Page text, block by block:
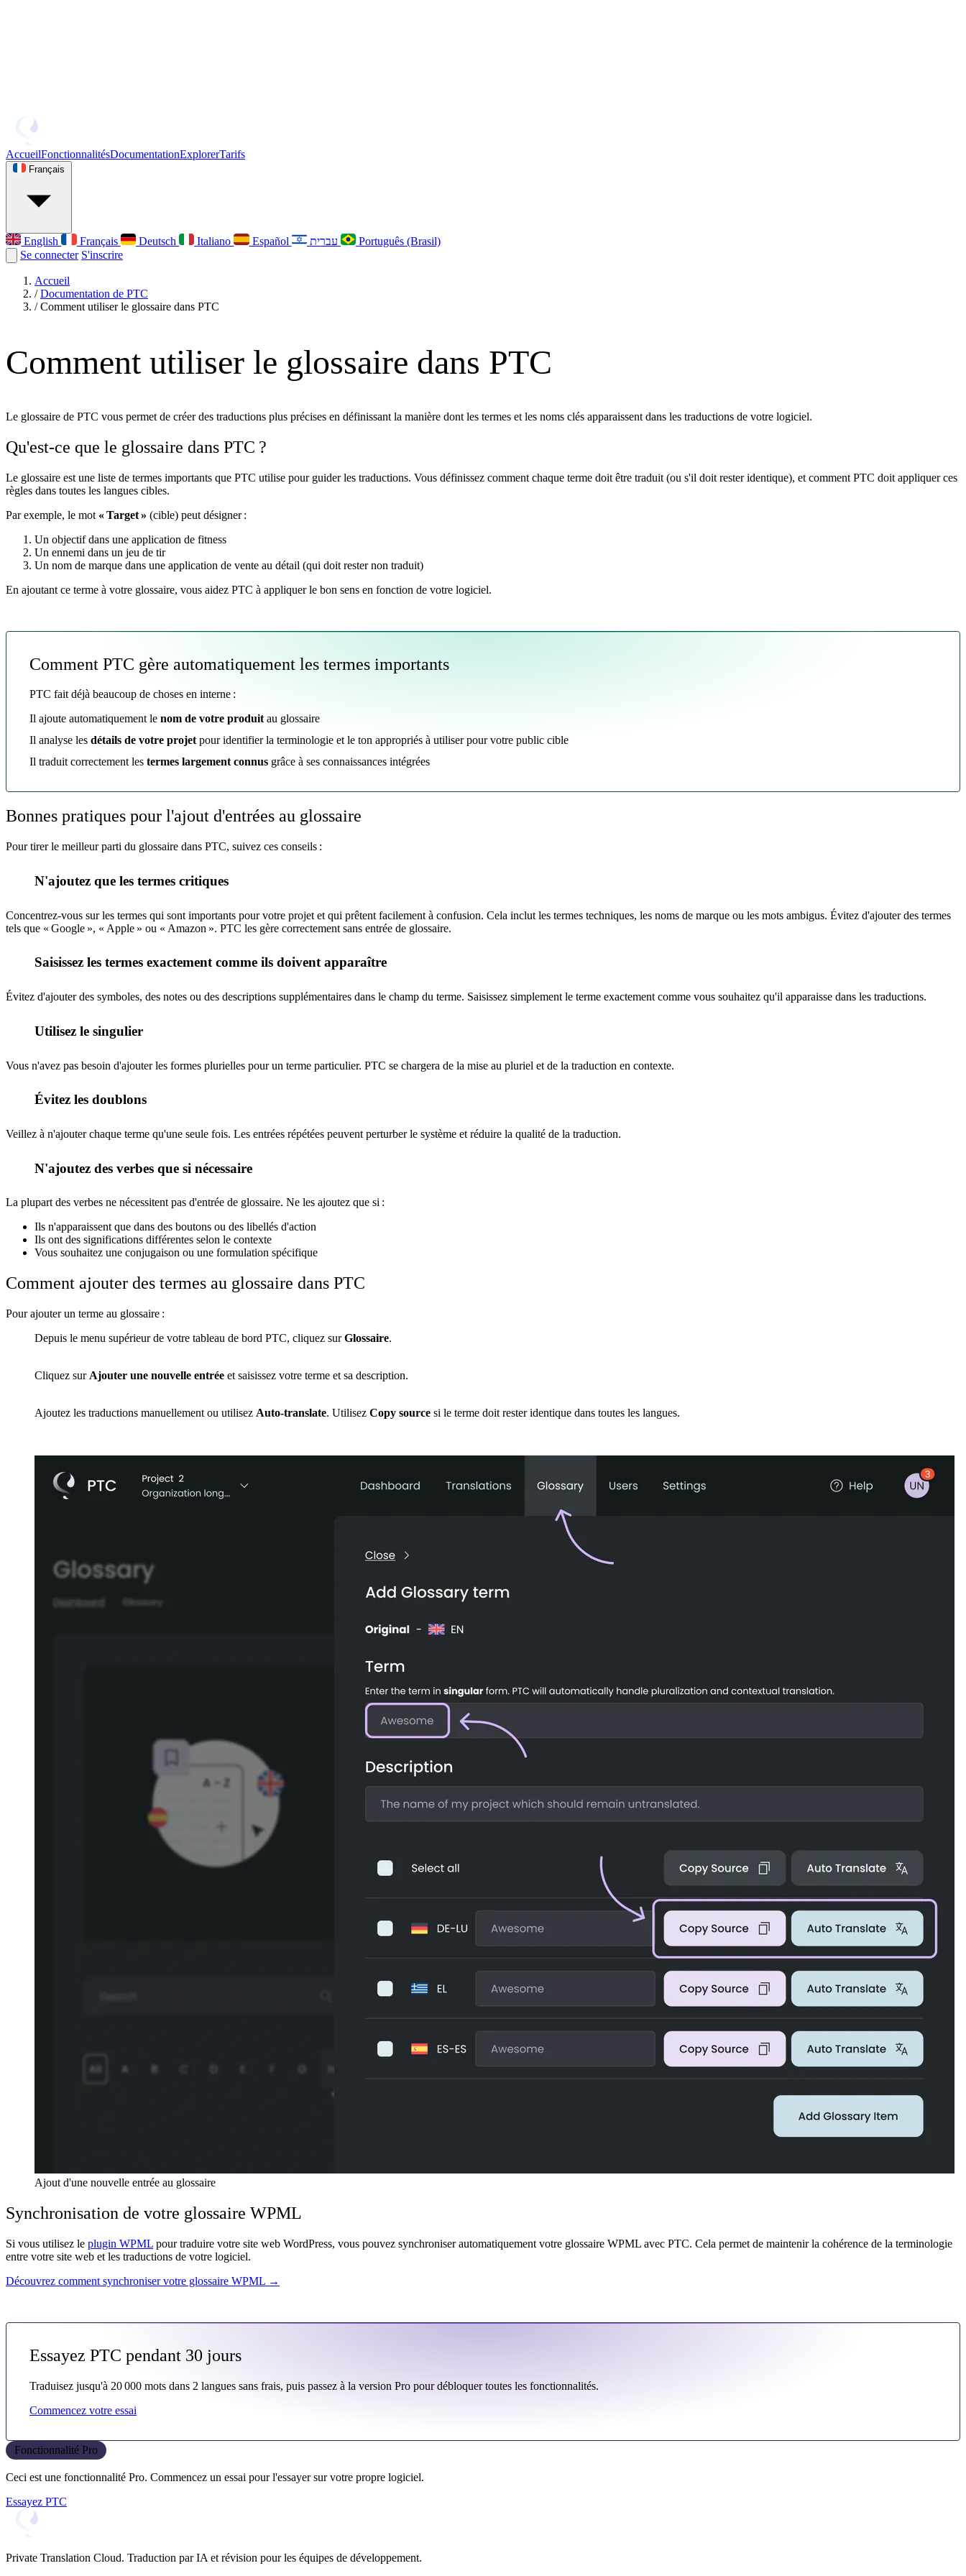
AccueilFonctionnalitésDocumentationExplorerTarifs
Français
English Français Deutsch Italiano Español
Português (Brasil)
Se connecter S'inscrire
Accueil
/ Documentation de PTC
/ Comment utiliser le glossaire dans PTC
Comment utiliser le glossaire dans PTC
Le glossaire de PTC vous permet de créer des traductions plus précises en définissant la manière dont les termes et les noms clés apparaissent dans les traductions de votre logiciel.
Qu'est-ce que le glossaire dans PTC ?
Le glossaire est une liste de termes importants que PTC utilise pour guider les traductions. Vous définissez comment chaque terme doit être traduit (ou s'il doit rester identique), et comment PTC doit appliquer ces
règles dans toutes les langues cibles.
Par exemple, le mot « Target » (cible) peut désigner :
Un objectif dans une application de fitness
Un ennemi dans un jeu de tir
Un nom de marque dans une application de vente au détail (qui doit rester non traduit)
En ajoutant ce terme à votre glossaire, vous aidez PTC à appliquer le bon sens en fonction de votre logiciel.
Comment PTC gère automatiquement les termes importants
PTC fait déjà beaucoup de choses en interne :
Il ajoute automatiquement le nom de votre produitau glossaire
Il analyse les détails de votre projetpour identifier la terminologie et le ton appropriés à utiliser pour votre public cible
Il traduit correctement les termes largement connus grâce à ses connaissances intégrées
Bonnes pratiques pour l'ajout d'entrées au glossaire
Pour tirer le meilleur parti du glossaire dans PTC, suivez ces conseils :
N'ajoutez que les termes critiques
Concentrez-vous sur les termes qui sont importants pour votre projet et qui prêtent facilement à confusion. Cela inclut les termes techniques, les noms de marque ou les mots ambigus. Évitez d'ajouter des termes
tels que « Google », « Apple » ou « Amazon ». PTC les gère correctement sans entrée de glossaire.
Saisissez les termes exactement comme ils doivent apparaître
Évitez d'ajouter des symboles, des notes ou des descriptions supplémentaires dans le champ du terme. Saisissez simplement le terme exactement comme vous souhaitez qu'il apparaisse dans les traductions.
Utilisez le singulier
Vous n'avez pas besoin d'ajouter les formes plurielles pour un terme particulier. PTC se chargera de la mise au pluriel et de la traduction en contexte.
Évitez les doublons
Veillez à n'ajouter chaque terme qu'une seule fois. Les entrées répétées peuvent perturber le système et réduire la qualité de la traduction.
N'ajoutez des verbes que si nécessaire
La plupart des verbes ne nécessitent pas d'entrée de glossaire. Ne les ajoutez que si :
Ils n'apparaissent que dans des boutons ou des libellés d'action
Ils ont des significations différentes selon le contexte
Vous souhaitez une conjugaison ou une formulation spécifique
Comment ajouter des termes au glossaire dans PTC
Pour ajouter un terme au glossaire :
Depuis le menu supérieur de votre tableau de bord PTC, cliquez surGlossaire.
Cliquez sur Ajouter une nouvelle entrée et saisissez votre terme et sa description.
Ajoutez les traductions manuellement ou utilisez Auto-translate. Utilisez Copy source si le terme doit rester identique dans toutes les langues.
Ajout d'une nouvelle entrée au glossaire
Synchronisation de votre glossaire WPML
Si vous utilisez le plugin WPML pour traduire votre site web WordPress, vous pouvez synchroniser automatiquement votre glossaire WPML avec PTC. Cela permet de maintenir la cohérence de la terminologie
entre votre site web et les traductions de votre logiciel.
Découvrez comment synchroniser votre glossaire WPML →
Essayez PTC pendant 30 jours
Traduisez jusqu'à 20 000 mots dans 2 langues sans frais, puis passez à la version Pro pour débloquer toutes les fonctionnalités.
Commencez votre essai
Fonctionnalité Pro
Ceci est une fonctionnalité Pro. Commencez un essai pour l'essayer sur votre propre logiciel.
Essayez PTC
Private Translation Cloud. Traduction par IA et révision pour les équipes de développement.